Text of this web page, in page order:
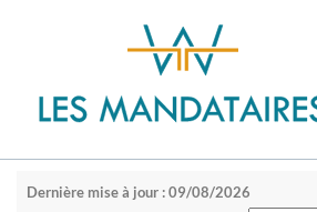
Dernière mise à jour : 09/08/2026